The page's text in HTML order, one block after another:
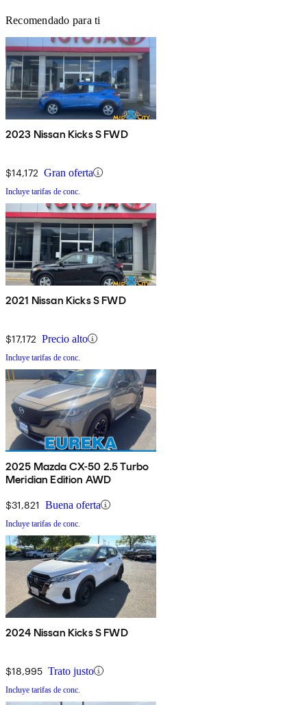
Recomendado para ti
2023 Nissan Kicks S FWD
$14,172 Gran oferta
Incluye tarifas de conc.
2021 Nissan Kicks S FWD
$17,172 Precio alto
Incluye tarifas de conc.
2025 Mazda CX-50 2.5 Turbo
Meridian Edition AWD
$31,821 Buena oferta
Incluye tarifas de conc.
2024 Nissan Kicks S FWD
$18,995 Trato justo
Incluye tarifas de conc.